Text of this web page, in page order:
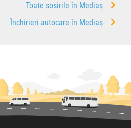
Toate sosirile în Mediaș
Închirieri autocare în Mediaș